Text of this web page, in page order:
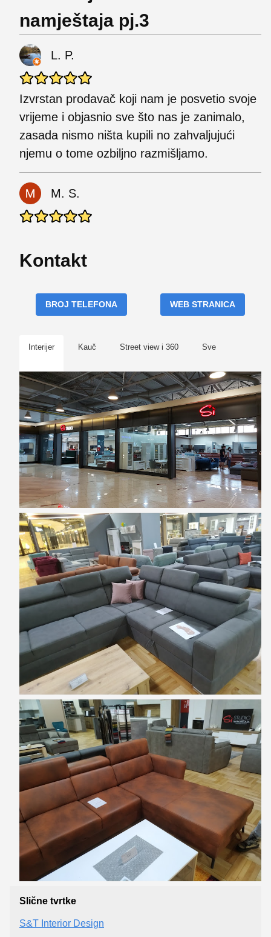
namještaja pj.3
L. P.
Izvrstan prodavač koji nam je posvetio svoje
vrijeme i objasnio sve što nas je zanimalo,
zasada nismo ništa kupili no zahvaljujući
njemu o tome ozbiljno razmišljamo.
M. S.
Kontakt
BROJ TELEFONA WEB STRANICA
Interijer Kauč Street view i 360 Sve
Slične tvrtke
S&T Interior Design